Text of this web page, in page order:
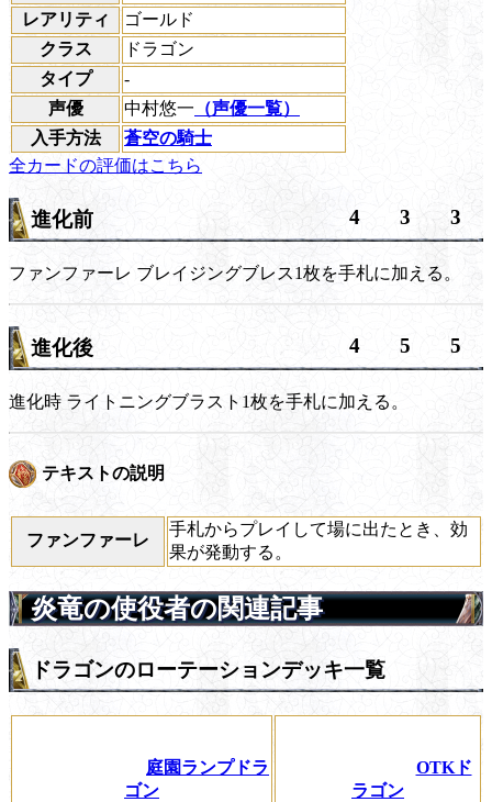
レアリティ
ゴールド
クラス
ドラゴン
タイプ
-
声優
中村悠一 （声優一覧）
入手方法
蒼空の騎士
全カードの評価はこちら
進化前 4 3 3
ファンファーレ ブレイジングブレス1枚を手札に加える。
進化後 4 5 5
進化時 ライトニングブラスト1枚を手札に加える。
テキストの説明
ファンファーレ
手札からプレイして場に出たとき、効
果が発動する。
炎竜の使役者の関連記事
ドラゴンのローテーションデッキ一覧
庭園ランプドラ
ゴン
OTKド
ラゴン